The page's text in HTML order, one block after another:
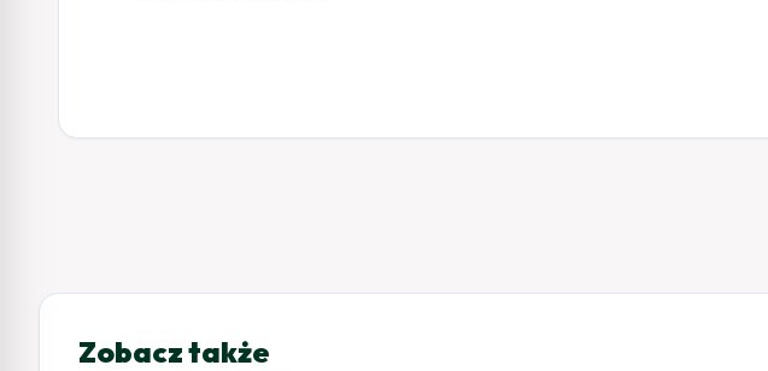
Zobacz także